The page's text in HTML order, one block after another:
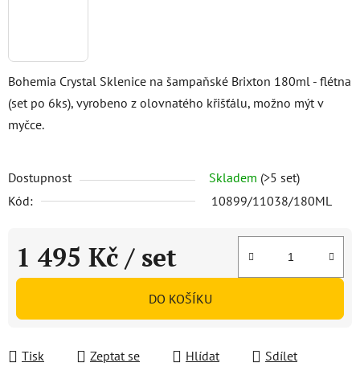
Bohemia Crystal Sklenice na šampaňské Brixton 180ml - flétna
(set po 6ks), vyrobeno z olovnatého křišťálu, možno mýt v
myčce.
Dostupnost Skladem (>5 set)
Kód:
10899/11038/180ML
1 495 Kč / set
Měrná cena:
DO KOŠÍKU
Tisk Zeptat se Hlídat Sdílet